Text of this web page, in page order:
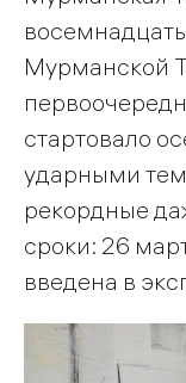
Мурманской
стартовало
ударными
рекордные
сроки: 26
введена в